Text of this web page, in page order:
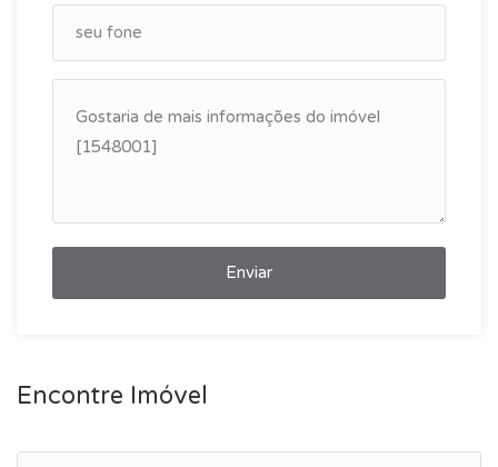
Enviar
Encontre Imóvel